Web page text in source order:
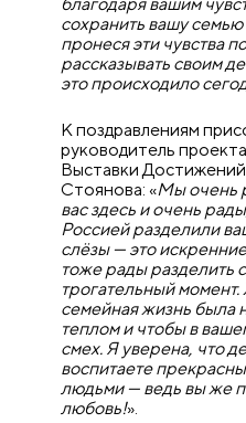
благодаря вашим
сохранить вашу
пронеся эти чувства
рассказывать своим
это происходило
К поздравлениям
руководитель
Выставки
Стоянова: «Мы очень
вас здесь и очень
Россией разделили
слёзы — это
тоже рады разделить
трогательный
семейная жизнь была
теплом и чтобы в
смех. Я уверена, что
воспитаете
людьми — ведь вы же
любовь!».